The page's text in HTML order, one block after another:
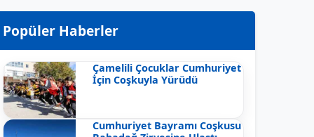
Popüler Haberler
Çamelili Çocuklar Cumhuriyet
İçin Coşkuyla Yürüdü
Cumhuriyet Bayramı Coşkusu